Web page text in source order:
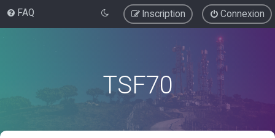
FAQ Connexion
Inscription
TSF70